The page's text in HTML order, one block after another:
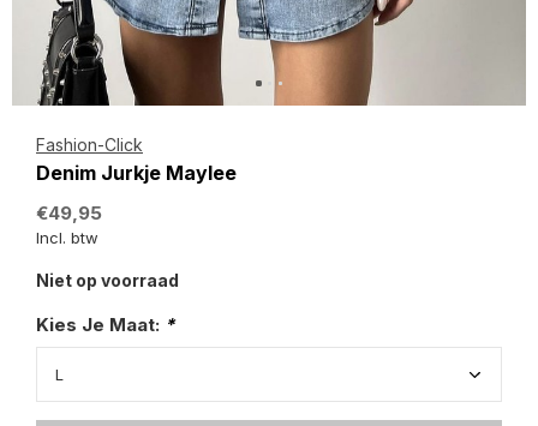
Fashion-Click
Denim Jurkje Maylee
€49,95
Incl. btw
Niet op voorraad
Kies Je Maat: *